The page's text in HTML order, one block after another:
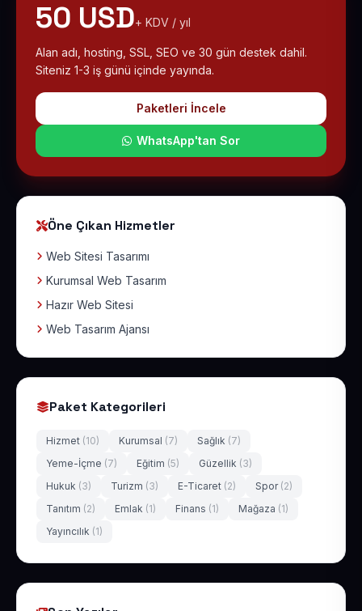
50 USD+ KDV / yıl
Alan adı, hosting, SSL, SEO ve 30 gün destek dahil.
Siteniz 1-3 iş günü içinde yayında.
Paketleri İncele
WhatsApp'tan Sor
Öne Çıkan Hizmetler
Web Sitesi Tasarımı
Kurumsal Web Tasarım
Hazır Web Sitesi
Web Tasarım Ajansı
Paket Kategorileri
Hizmet (10) Kurumsal (7) Sağlık (7)
Yeme-İçme (7) Eğitim (5) Güzellik (3)
Hukuk (3) Turizm (3) E-Ticaret (2) Spor (2)
Tanıtım (2) Emlak (1) Finans (1) Mağaza (1)
Yayıncılık (1)